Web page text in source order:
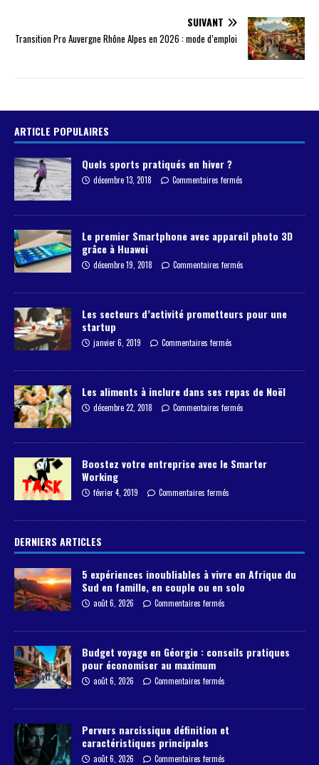
SUIVANT
Transition Pro Auvergne Rhône Alpes en 2026 : mode d’emploi
ARTICLE POPULAIRES
Quels sports pratiqués en hiver ?
décembre 13, 2018 Commentaires fermés
Le premier Smartphone avec appareil photo 3D
grâce à Huawei
décembre 19, 2018 Commentaires fermés
Les secteurs d’activité prometteurs pour une
startup
janvier 6, 2019 Commentaires fermés
Les aliments à inclure dans ses repas de Noël
décembre 22, 2018 Commentaires fermés
Boostez votre entreprise avec le Smarter
Working
février 4, 2019 Commentaires fermés
DERNIERS ARTICLES
5 expériences inoubliables à vivre en Afrique du
Sud en famille, en couple ou en solo
août 6, 2026 Commentaires fermés
Budget voyage en Géorgie : conseils pratiques
pour économiser au maximum
août 6, 2026 Commentaires fermés
Pervers narcissique définition et
caractéristiques principales
août 6, 2026 Commentaires fermés